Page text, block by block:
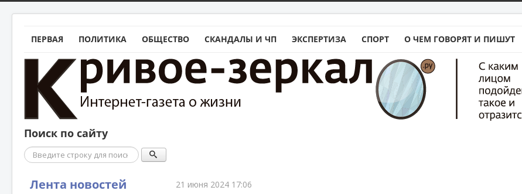
ПЕРВАЯ ПОЛИТИКА ОБЩЕСТВО СКАНДАЛЫ И ЧП ЭКСПЕРТИЗА СПОРТ О ЧЕМ ГОВОРЯТ И ПИШУТ
Поиск по сайту
Поиск
Лента новостей 21 июня 2024 17:06